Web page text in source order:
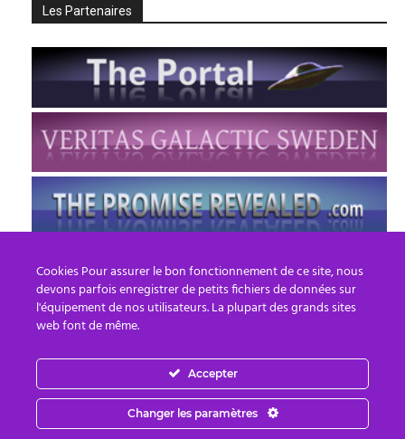
Les Partenaires
FR EN
© 2013 - 2026 PREPARE FOR CHANGE
Cookies Pour assurer le bon fonctionnement de ce site, nous
devons parfois enregistrer de petits fichiers de données sur
l'équipement de nos utilisateurs. La plupart des grands sites
web font de même.
Accepter
Changer les paramètres